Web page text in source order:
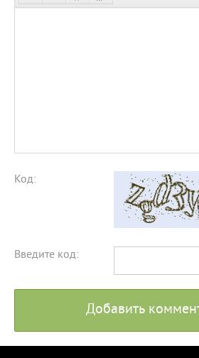
Код:
Введите код:
Добавить